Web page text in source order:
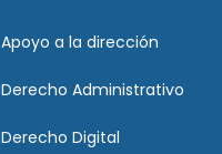
Apoyo a la dirección
Derecho Administrativo
Derecho Digital